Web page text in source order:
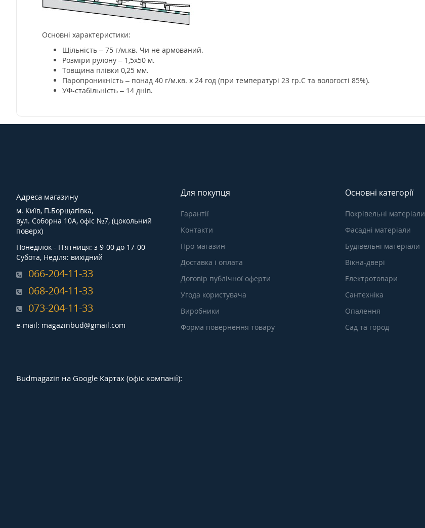
Основні характеристики:
Щільність – 75 г/м.кв. Чи не армований.
Розміри рулону – 1,5х50 м.
Товщина плівки 0,25 мм.
Паропроникність – понад 40 г/м.кв. х 24 год (при температурі 23 гр.С та вологості 85%).
УФ-стабільність – 14 днів.
Адреса магазину
м. Київ, П.Борщагівка,
вул. Соборна 10А, офіс №7, (цокольний
поверх)
Понеділок - П'ятниця: з 9-00 до 17-00
Субота, Неділя: вихідний
066-204-11-33
068-204-11-33
073-204-11-33
e-mail: magazinbud@gmail.com
Для покупця
Гарантії
Контакти
Про магазин
Доставка і оплата
Договір публічної оферти
Угода користувача
Виробники
Форма повернення товару
Основні категорії
Покрівельні матеріали
Фасадні матеріали
Будівельні матеріали
Вікна-двері
Електротовари
Сантехніка
Опалення
Сад та город
Budmagazin на Google Картах (офіс компанії):